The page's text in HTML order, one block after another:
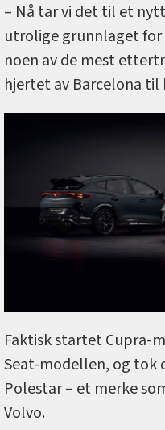
– Nå tar vi det til et
utrolige grunnlaget for
noen av de mest
hjertet av Barcelona
Faktisk startet Cupra-
Seat-modellen, og tok
Polestar – et merke
Volvo.